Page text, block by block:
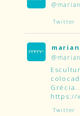
Twitter
https://
Twitter